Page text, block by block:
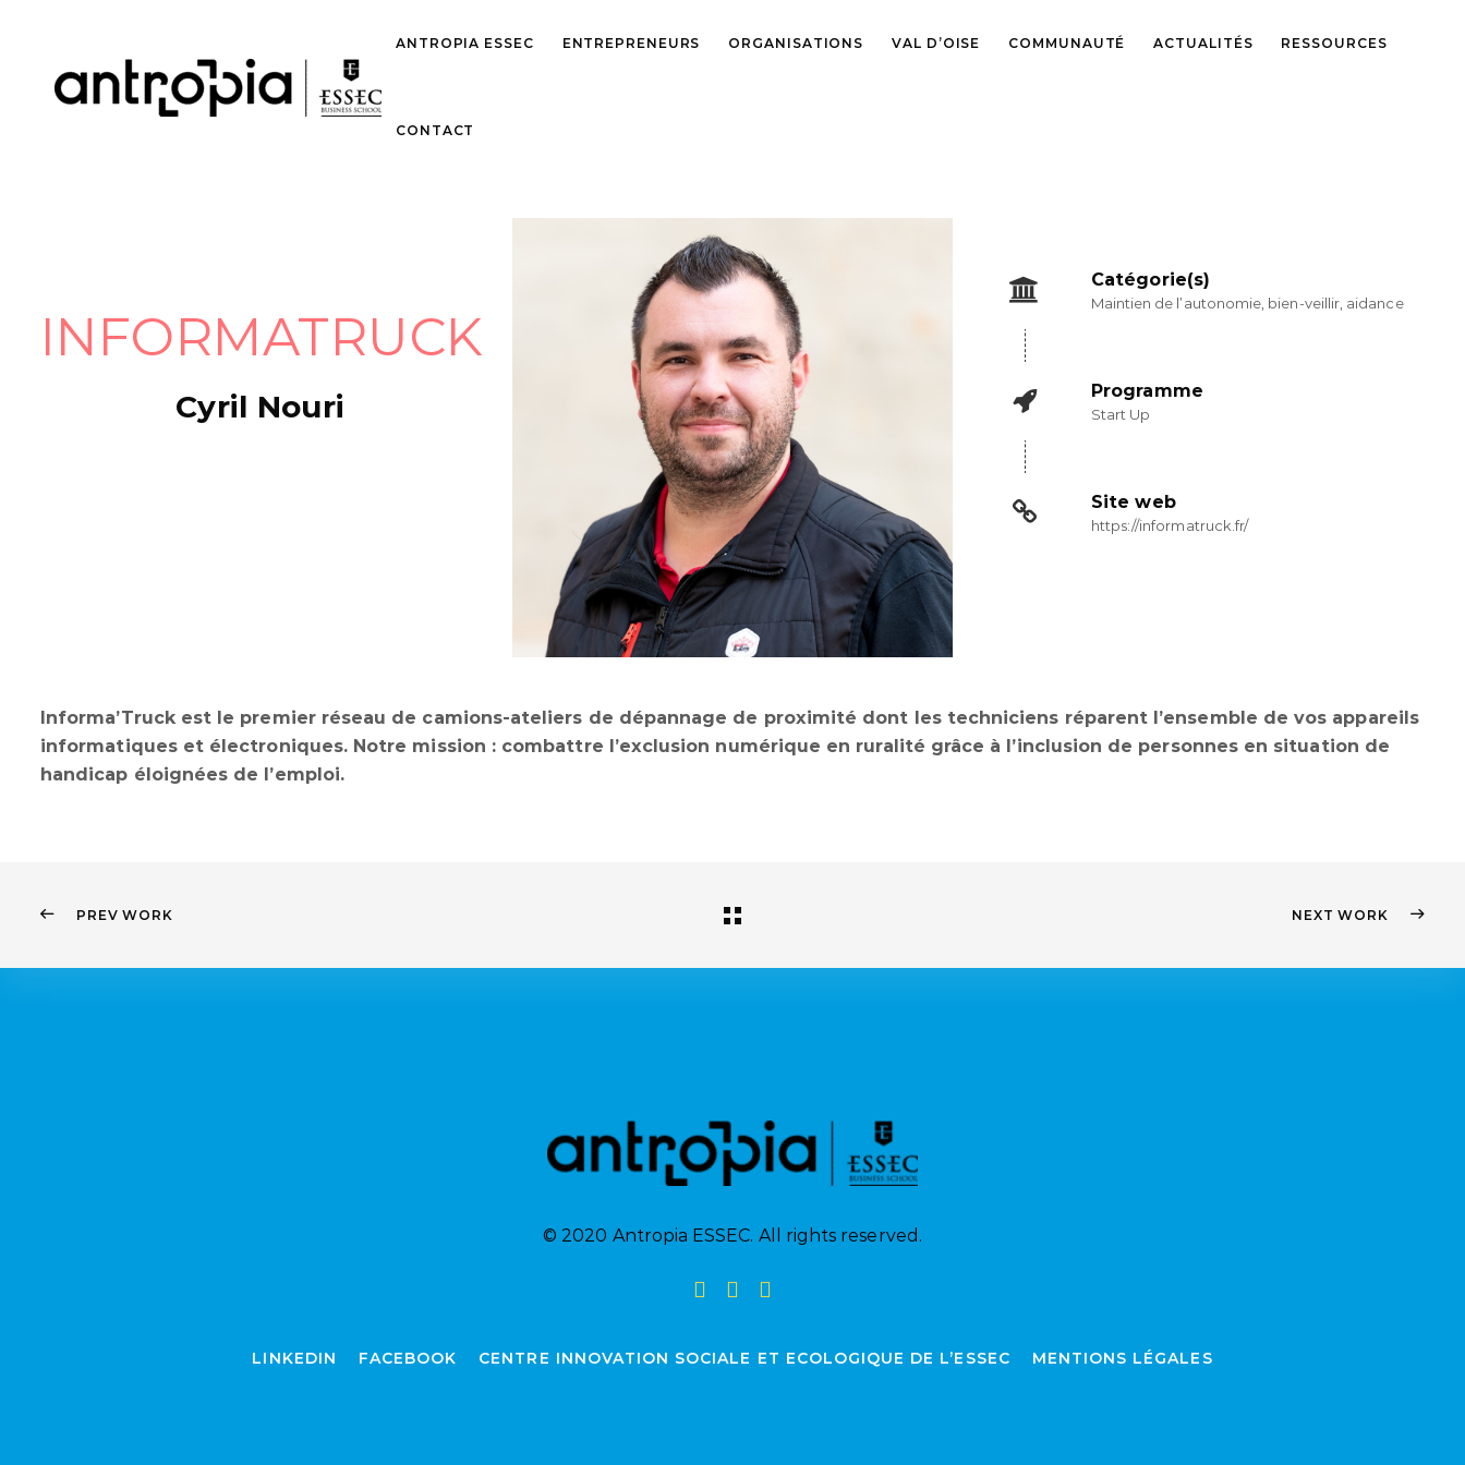
ANTROPIA ESSEC ENTREPRENEURS ORGANISATIONS VAL D’OISE COMMUNAUTÉ ACTUALITÉS RESSOURCES
CONTACT
INFORMATRUCK
Cyril Nouri
Catégorie(s)
Maintien de l’autonomie, bien-veillir, aidance
Programme
Start Up
Site web
https://informatruck.fr/
Informa’Truck est le premier réseau de camions-ateliers de dépannage de proximité dont les techniciens réparent l’ensemble de vos appareils
informatiques et électroniques. Notre mission : combattre l’exclusion numérique en ruralité grâce à l’inclusion de personnes en situation de
handicap éloignées de l’emploi.
PREV WORK NEXT WORK
© 2020 Antropia ESSEC. All rights reserved.
LINKEDIN FACEBOOK CENTRE INNOVATION SOCIALE ET ECOLOGIQUE DE L’ESSEC MENTIONS LÉGALES